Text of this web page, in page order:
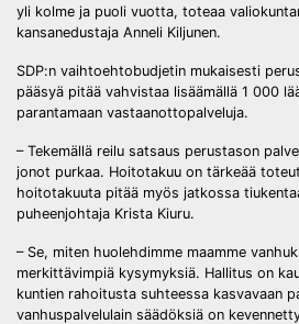
yli kolme ja puoli vuotta, toteaa
kansanedustaja Anneli Kiljunen.
SDP:n vaihtoehtobudjetin mukaisesti
pääsyä pitää vahvistaa lisäämällä 1 000
parantamaan vastaanottopalveluja.
– Tekemällä reilu satsaus perustason
jonot purkaa. Hoitotakuu on tärkeää
hoitotakuuta pitää myös jatkossa
puheenjohtaja Krista Kiuru.
– Se, miten huolehdimme maamme
merkittävimpiä kysymyksiä. Hallitus on
kuntien rahoitusta suhteessa kasvavaan
vanhuspalvelulain säädöksiä on